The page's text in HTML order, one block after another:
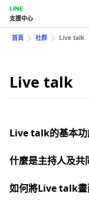
LINE
支援中心
首頁 社群 Live talk
Live talk
Live talk的基本功
什麼是主持人及共
如何將Live talk畫